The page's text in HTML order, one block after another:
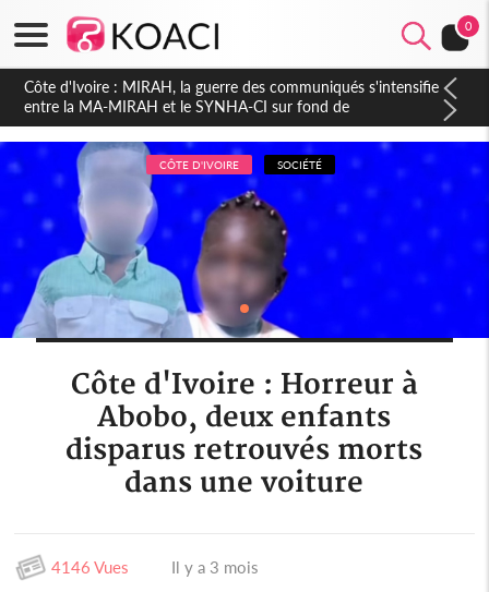
0
Côte d'Ivoire : Indépendance 2026, Thiam plaide pour un
environnement démocratique plus apaisé
CÔTE D'IVOIRE SOCIÉTÉ
Côte d'Ivoire : Horreur à
Abobo, deux enfants
disparus retrouvés morts
dans une voiture
4146 Vues Il y a 3 mois